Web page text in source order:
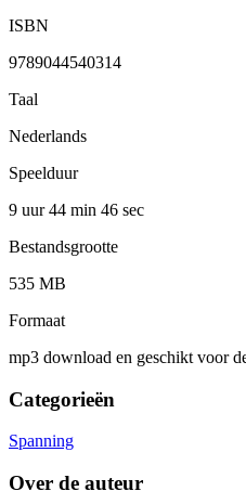
ISBN
9789044540314
Taal
Nederlands
Speelduur
9 uur 44 min 46 sec
Bestandsgrootte
535 MB
Formaat
mp3 download en geschikt voor
Categorieën
Spanning
Over de auteur